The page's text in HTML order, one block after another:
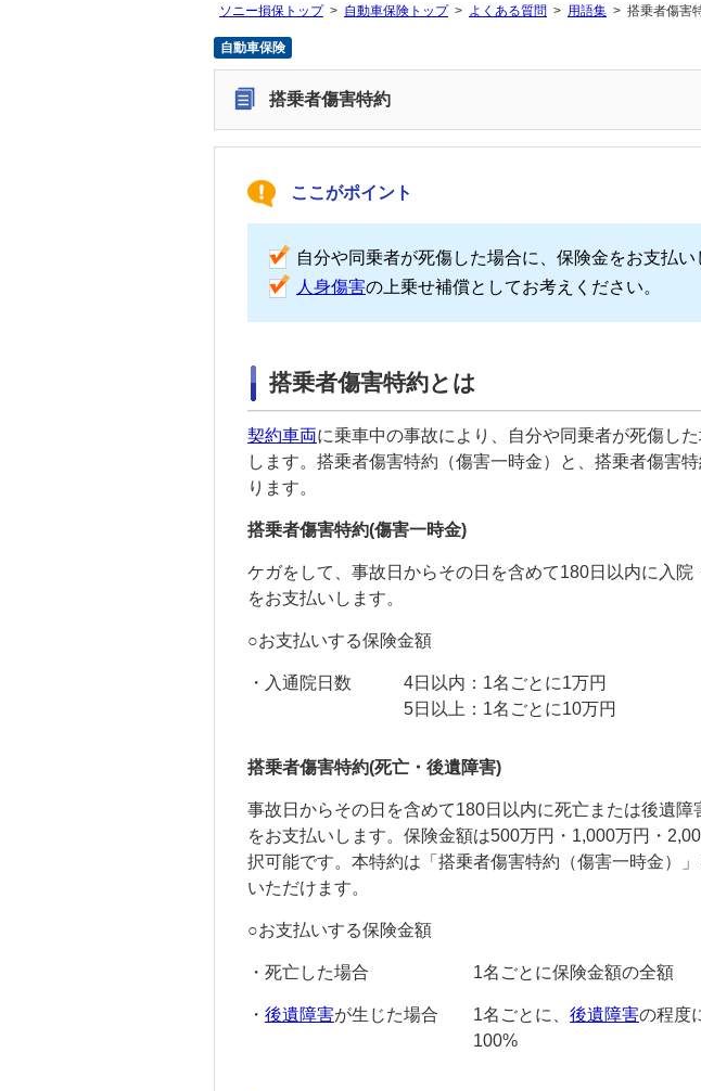
ソニー損保トップ 自動車保険トップ よくある質問 用語集 搭乗者傷害
自動車保険
搭乗者傷害特約
ここがポイント
自分や同乗者が死傷した場合に、保険金をお支払い
人身傷害の上乗せ補償としてお考えください。
搭乗者傷害特約とは
契約車両に乗車中の事故により、自分や同乗者が死傷し
します。搭乗者傷害特約（傷害一時金）と、搭乗者傷害特
ります。
搭乗者傷害特約(傷害一時金)
ケガをして、事故日からその日を含めて180日以内に入院
をお支払いします。
○お支払いする保険金額
・入通院日数
4日以内：1名ごとに1万円
5日以上：1名ごとに10万円
搭乗者傷害特約(死亡・ 後遺障害)
事故日からその日を含めて180日以内に死亡または後遺障
をお支払いします。保険金額は500万円・1,000万円・
択可能です。本特約は「搭乗者傷害特約（傷害一時金）
いただけます。
○お支払いする保険金額
・死亡した場合 1名ごとに保険金額の全額
・ 後遺障害が生じた場合 1名ごとに、 後遺障害の程度
100%